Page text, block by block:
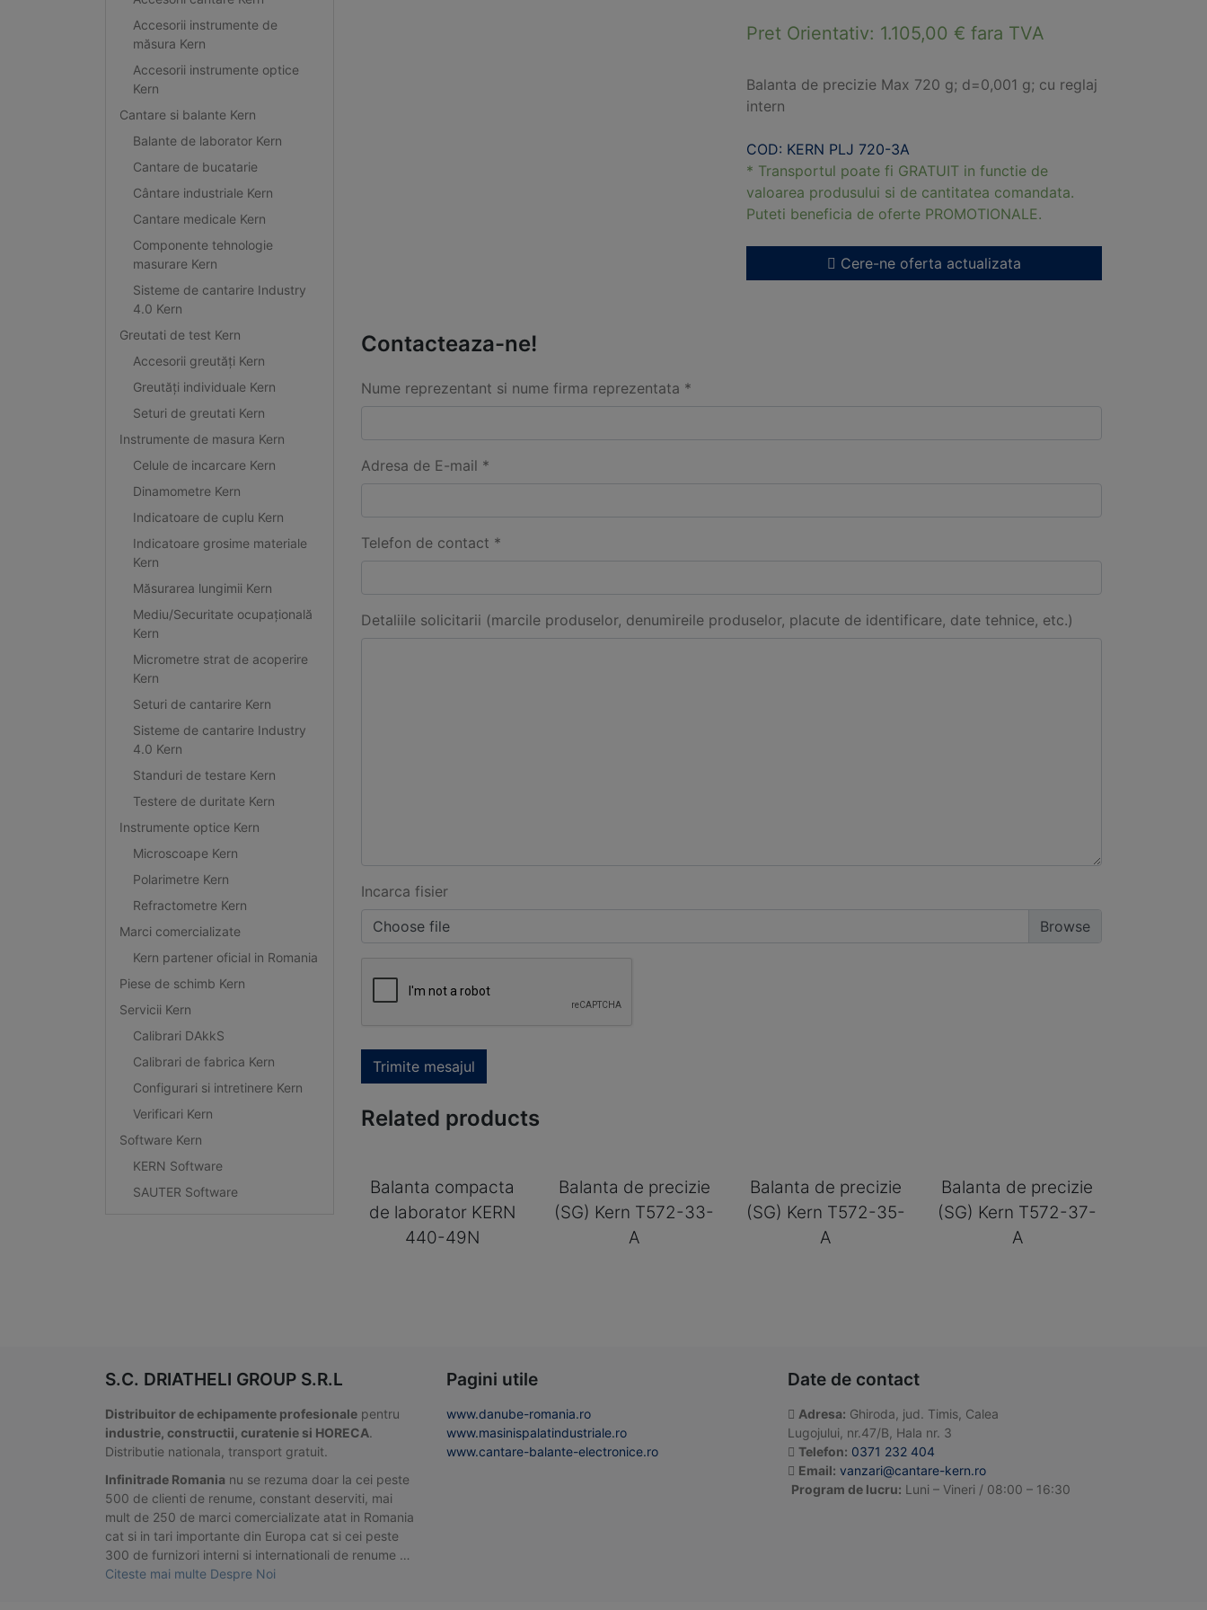
Accesorii instrumente de
măsura Kern
Accesorii instrumente optice
Kern
Cantare si balante Kern
Balante de laborator Kern
Cantare de bucatarie
Cântare industriale Kern
Cantare medicale Kern
Componente tehnologie
masurare Kern
Sisteme de cantarire Industry
4.0 Kern
Greutati de test Kern
Accesorii greutăți Kern
Greutăți individuale Kern
Seturi de greutati Kern
Instrumente de masura Kern
Celule de incarcare Kern
Dinamometre Kern
Indicatoare de cuplu Kern
Indicatoare grosime materiale
Kern
Măsurarea lungimii Kern
Mediu/Securitate ocupațională
Kern
Micrometre strat de acoperire
Kern
Seturi de cantarire Kern
Sisteme de cantarire Industry
4.0 Kern
Standuri de testare Kern
Testere de duritate Kern
Instrumente optice Kern
Microscoape Kern
Polarimetre Kern
Refractometre Kern
Marci comercializate
Kern partener oficial in Romania
Piese de schimb Kern
Servicii Kern
Calibrari DAkkS
Calibrari de fabrica Kern
Configurari si intretinere Kern
Verificari Kern
Software Kern
KERN Software
SAUTER Software
Pret Orientativ: 1.105,00 € fara TVA
Balanta de precizie Max 720 g; d=0,001 g; cu reglaj
intern
COD: KERN PLJ 720-3A
* Transportul poate fi GRATUIT in functie de
valoarea produsului si de cantitatea comandata.
Puteti beneficia de oferte PROMOTIONALE.
Cere-ne oferta actualizata
Contacteaza-ne!
Nume reprezentant si nume firma reprezentata *
Adresa de E-mail *
Telefon de contact *
Detaliile solicitarii (marcile produselor, denumireile produselor, placute de identificare, date tehnice, etc.)
Incarca fisier
Choose file
Trimite mesajul
Related products
Balanta compacta
de laborator KERN
440-49N
Balanta de precizie
(SG) Kern T572-33-
A
Balanta de precizie
(SG) Kern T572-35-
A
Balanta de precizie
(SG) Kern T572-37-
A
S.C. DRIATHELI GROUP S.R.L
Distribuitor de echipamente profesionale pentru
industrie, constructii, curatenie si HORECA.
Distributie nationala, transport gratuit.
Infinitrade Romania nu se rezuma doar la cei peste
500 de clienti de renume, constant deserviti, mai
mult de 250 de marci comercializate atat in Romania
cat si in tari importante din Europa cat si cei peste
300 de furnizori interni si internationali de renume …
Citeste mai multe Despre Noi
Pagini utile
www.danube-romania.ro
www.masinispalatindustriale.ro
www.cantare-balante-electronice.ro
Date de contact
Adresa: Ghiroda, jud. Timis, Calea
Lugojului, nr.47/B, Hala nr. 3
Telefon: 0371 232 404
Email: vanzari@cantare-kern.ro
Program de lucru: Luni – Vineri / 08:00 – 16:30